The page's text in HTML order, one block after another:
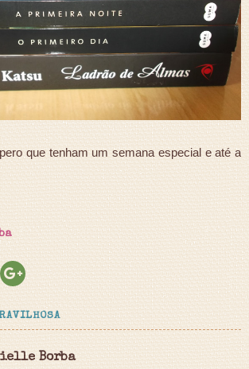
que tenham um semana especial e até a
Borba